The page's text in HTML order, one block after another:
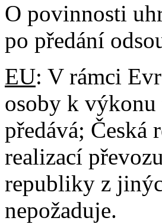
O povinnosti
po předání
EU: V rámci
osoby k výkonu
předává; Česká
realizací
republiky z
nepožaduje.